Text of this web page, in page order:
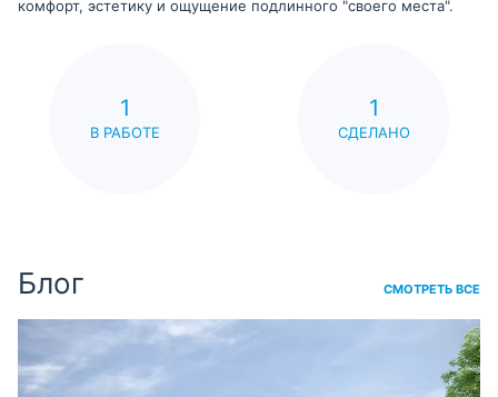
комфорт, эстетику и ощущение подлинного "своего места".
1
В РАБОТЕ
1
СДЕЛАНО
Блог СМОТРЕТЬ ВСЕ